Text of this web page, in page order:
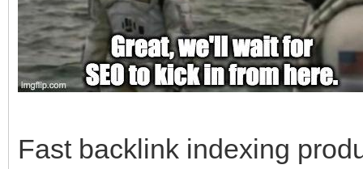
Fast backlink indexing